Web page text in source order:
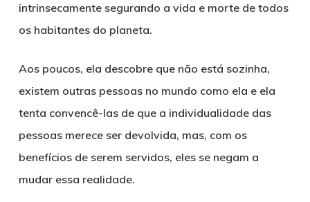
intrinsecamente segurando a vida e morte de todos
os habitantes do planeta.
Aos poucos, ela descobre que não está sozinha,
existem outras pessoas no mundo como ela e ela
tenta convencê-las de que a individualidade das
pessoas merece ser devolvida, mas, com os
benefícios de serem servidos, eles se negam a
mudar essa realidade.